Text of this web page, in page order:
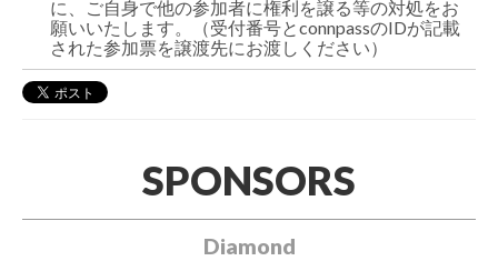
に、ご自身で他の参加者に権利を譲る等の対処をお
願いいたします。（受付番号とconnpassのIDが記載
された参加票を譲渡先にお渡しください）
SPONSORS
Diamond